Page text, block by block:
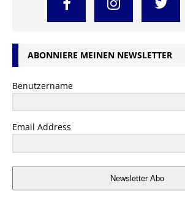
ABONNIERE MEINEN NEWSLETTER
Benutzername
Email Address
Newsletter Abo